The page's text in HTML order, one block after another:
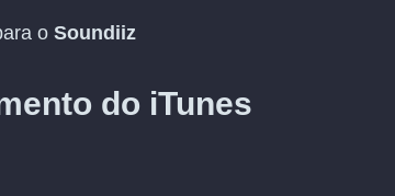
o Soundiiz
do iTunes